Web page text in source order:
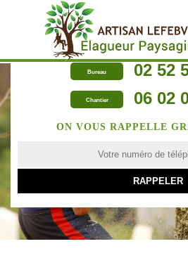
Bureau 02 52
Chantier 06 02
ON VOUS RAPPELLE